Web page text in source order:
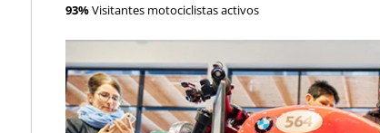
93%Visitantes motociclistas activos